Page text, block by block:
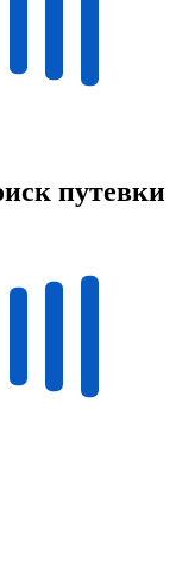
путевки